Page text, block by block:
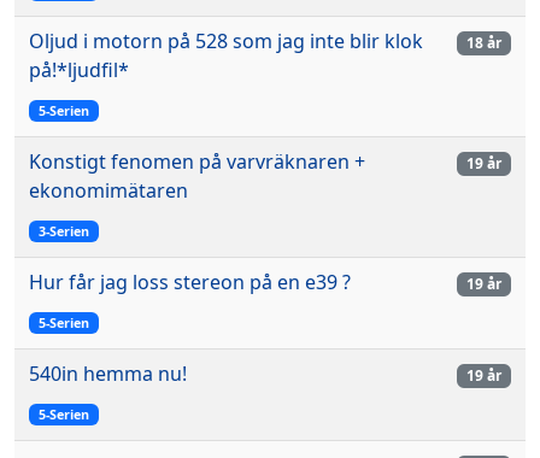
Oljud i motorn på 528 som jag inte blir klok
på!*ljudfil*
5-Serien
18 år
Konstigt fenomen på varvräknaren +
ekonomimätaren
3-Serien
19 år
Hur får jag loss stereon på en e39 ?
5-Serien
19 år
540in hemma nu!
5-Serien
19 år